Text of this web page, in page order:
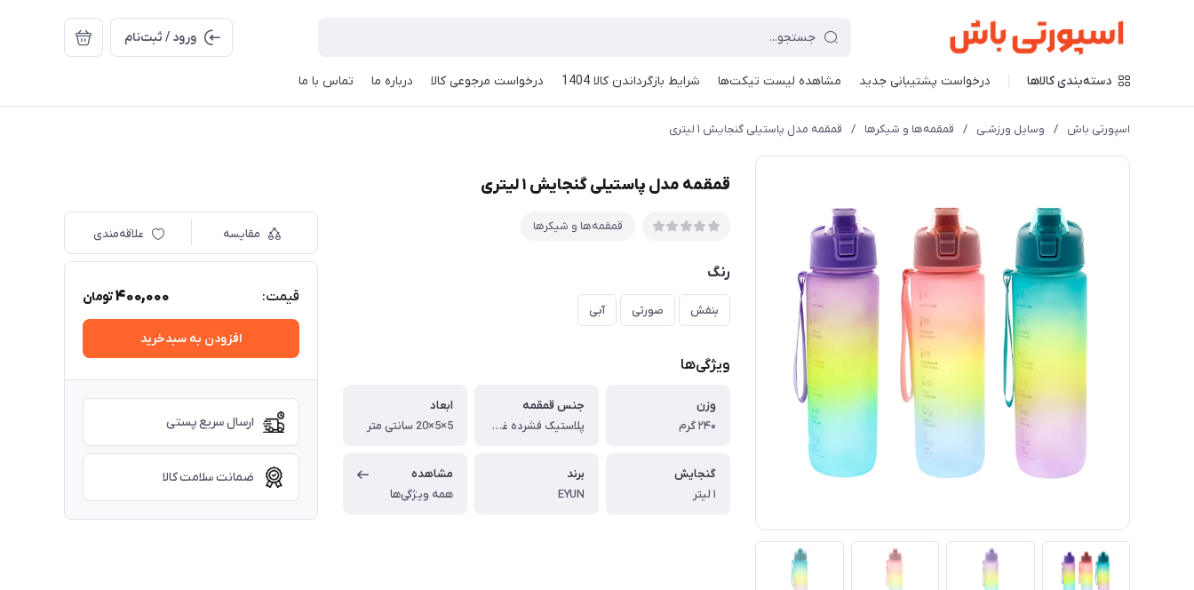
ورود / ثبت‌نام
دسته‌بندی کالاها درخواست پشتیبانی جدید مشاهده لیست تیکت‌ها شرایط بازگرداندن کالا 1404 درخواست مرجوعی کالا درباره ما تماس با ما
اسپورتی باش / وسایل ورزشـی / قمقمه‌ها و شیکرها / قمقمه مدل پاستیلی گنجایش ۱ لیتری
قمقمه مدل پاستیلی گنجایش ۱ لیتری
قمقمه‌ها و شیکرها
رنگ
بنفش صورتی آبی
ویژگی‌ها
وزن
۲۴۰ گرم
جنس قمقمه
پلاستیک فشرده غیر سمی اورجینال
ابعاد
5×5×20 سانتی متر
گنجایش
۱ لیتر
برند
EYUN
مشاهده
همه ویژگی‌ها
مقایسه علاقه‌مندی
قیمت: 400,000تومان
افزودن به سبدخرید
ارسال سریع پستی
ضمانت سلامت کالا